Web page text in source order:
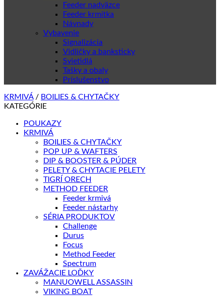
Feeder nadväzce
Feeder krmítka
Návnady
Vybavenie
Signalizácia
Vidličky a banksticky
Svietidlá
Tašky a obaly
Príslušenstvo
KRMIVÁ / BOILIES & CHYTAČKY
KATEGÓRIE
POUKAZY
KRMIVÁ
BOILIES & CHYTAČKY
POP UP & WAFTERS
DIP & BOOSTER & PÚDER
PELETY & CHYTACIE PELETY
TIGRÍ ORECH
METHOD FEEDER
Feeder krmivá
Feeder nástarhy
SÉRIA PRODUKTOV
Challenge
Durus
Focus
Method Feeder
Spectrum
ZAVÁŽACIE LOĎKY
MANUOWELL ASSASSIN
VIKING BOAT